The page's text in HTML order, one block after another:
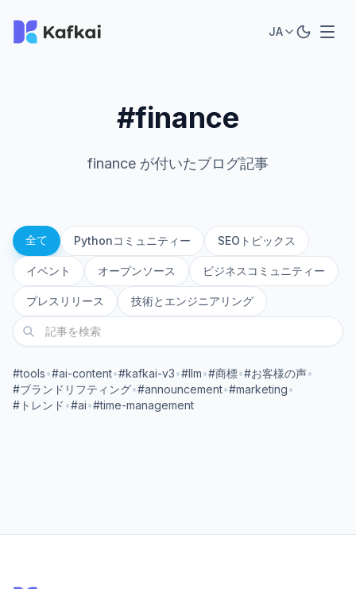
JA
#finance
finance が付いたブログ記事
全て Pythonコミュニティー SEOトピックス
イベント オープンソース ビジネスコミュニティー
プレスリリース 技術とエンジニアリング
#tools•#ai-content•#kafkai-v3•#llm•#商標•#お客様の声•
#ブランドリフティング•#announcement•#marketing•
#トレンド •#ai•#time-management